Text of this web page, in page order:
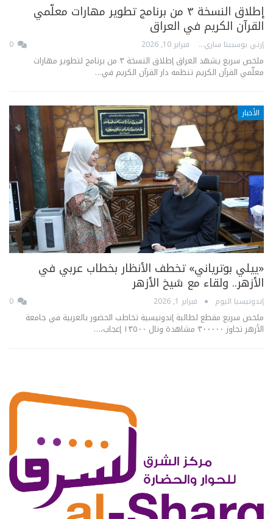
إطلاق النسخة ٣ من برنامج تطوير مهارات معلّمي
القرآن الكريم في العراق
إرني بوسبيتا ساري فبراير 10, 2026
ملخص سريع يشهد العراق إطلاق النسخة ٣ من برنامج لتطوير مهارات
معلّمي القرآن الكريم تنظمه دار القرآن الكريم في…
الأخبار
«ييلي بوترياني» تخطف الأنظار بخطاب عربي في
الأزهر.. ولقاء مع شيخ الأزهر
إندونيسيا اليوم فبراير 1, 2026
ملخص سريع مقطع لطالبة إندونيسية تخاطب الحضور بالعربية في جامعة
الأزهر تجاوز ٣٠٠٠٠٠ مشاهدة ونال ١٣٥٠٠ إعجاب،…